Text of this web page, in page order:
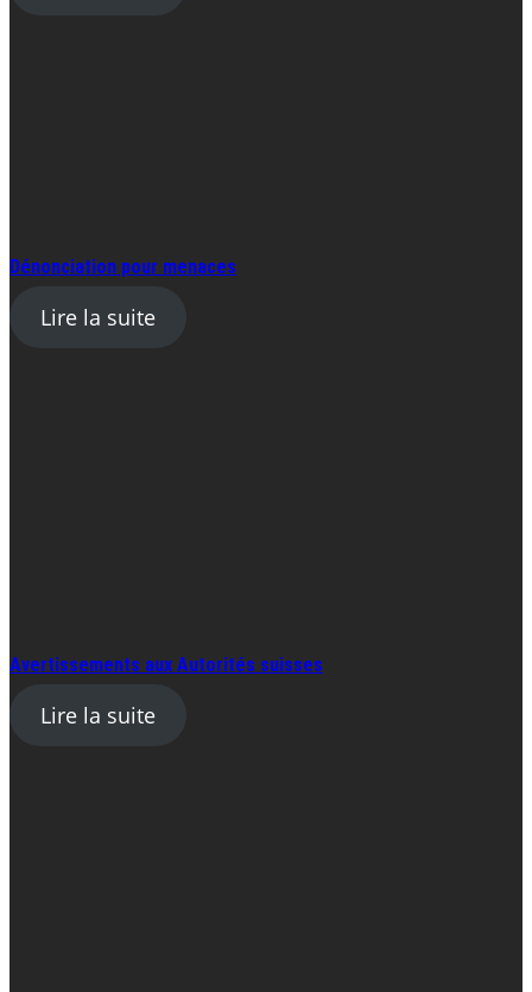
Dénonciation pour menaces
Lire la suite
Avertissements aux Autorités suisses
Lire la suite